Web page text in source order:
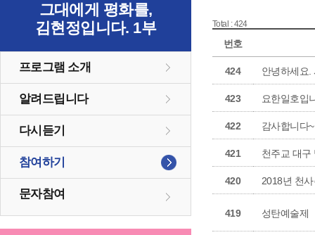
그대에게 평화를,
김현정입니다. 1부
프로그램 소개
알려드립니다
다시듣기
참여하기
문자참여
Total : 424
번호
424 안녕하세요
423 요한일호입
422 감사합니다
421 천주교 대구
420 2018년 천
419 성탄예술제